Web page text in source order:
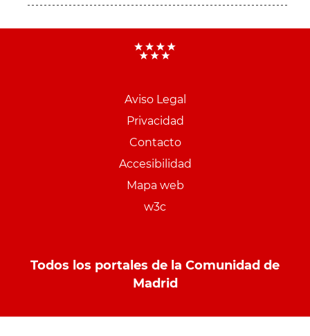
Aviso Legal
Privacidad
Contacto
Accesibilidad
Mapa web
w3c
Todos los portales de la Comunidad de
Madrid